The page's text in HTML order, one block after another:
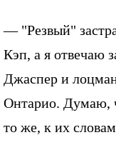
— "Резвый"
Кэп, а я отвечаю
Джаспер и
Онтарио. Думаю,
то же, к их